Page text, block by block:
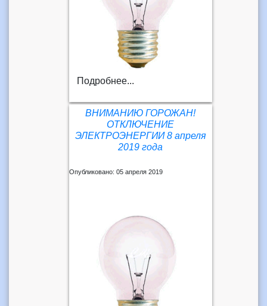
Подробнее...
ВНИМАНИЮ ГОРОЖАН!
ОТКЛЮЧЕНИЕ
ЭЛЕКТРОЭНЕРГИИ 8 апреля
2019 года
Опубликовано: 05 апреля 2019